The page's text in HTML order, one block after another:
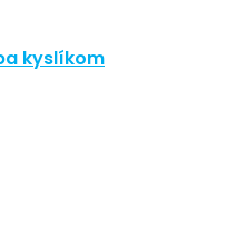
kyslíkom